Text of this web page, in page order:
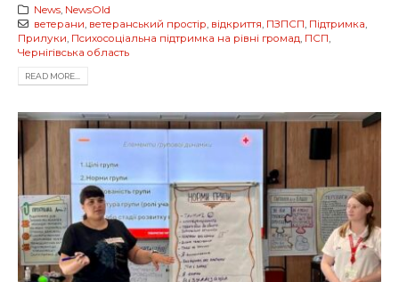
News, NewsOld
ветерани ветеранський простір відкриття ПЗПСП Підтримка
Прилуки Психосоціальна підтримка на рівні громад ПСП
Чернігівська область
READ MORE...